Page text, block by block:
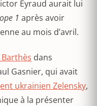
Eyraud aurait lui
1 après avoir
au mois d’avril.
dans
Gasnier, qui avait
ukrainien Zelensky,
à la présenter